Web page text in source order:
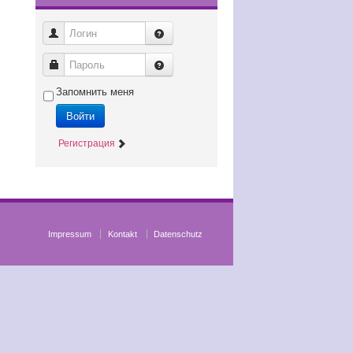
Логин
Пароль
Запомнить меня
Войти
Регистрация
Impressum Kontakt Datenschutz